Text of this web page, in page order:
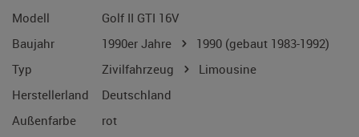
Modell
Golf II GTI 16V
Baujahr
1990er Jahre 1990 (gebaut 1983-1992)
Typ
Zivilfahrzeug
Limousine
Herstellerland
Deutschland
Außenfarbe
rot